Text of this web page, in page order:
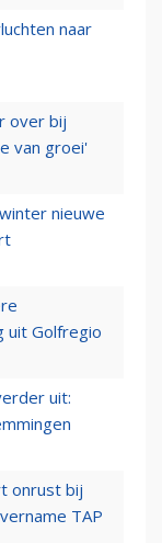
naar
over bij
van groei'
nieuwe
uit Golfregio
uit:
onrust bij
TAP